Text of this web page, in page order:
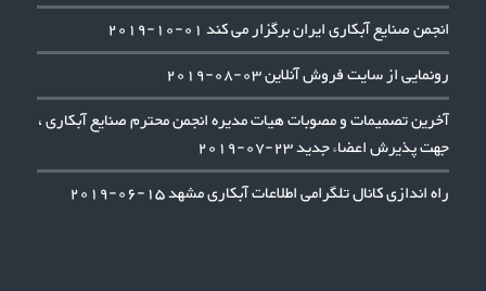
انجمن صنایع آبکاری ایران برگزار می کند 01-10-2019
رونمایی از سایت فروش آنلاین03-08-2019
آخرین تصمیمات و مصوبات هیات مدیره انجمن محترم صنایع آبکاری ،
جهت پذیرش اعضاء جدید23-07-2019
راه اندازی کانال تلگرامی اطلاعات آبکاری مشهد15-06-2019